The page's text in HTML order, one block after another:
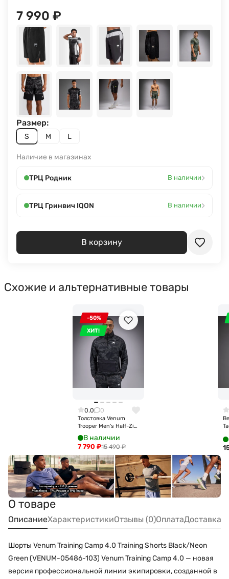
7 990 ₽
S M L
Размер:
Наличие в магазинах
ТРЦ Родник В наличии›
ТРЦ Гринвич IQON В наличии›
В корзину
Схожие и альтернативные товары
-50%
ХИТ!
0.0 0
Толстовка Venum
Trooper Men's Half-Zip
Jacket - Black/Dark
Charcoal Ven05355-
577
В наличии
15 490₽
7 790 ₽
О товаре
ОписаниеХарактеристикиОтзывы (0)ОплатаДоставка
Шорты Venum Training Camp 4.0 Training Shorts Black/Neon
Green (VENUM-05486-103) Venum Training Camp 4.0 — новая
версия профессиональной линии экипировки, созданной в